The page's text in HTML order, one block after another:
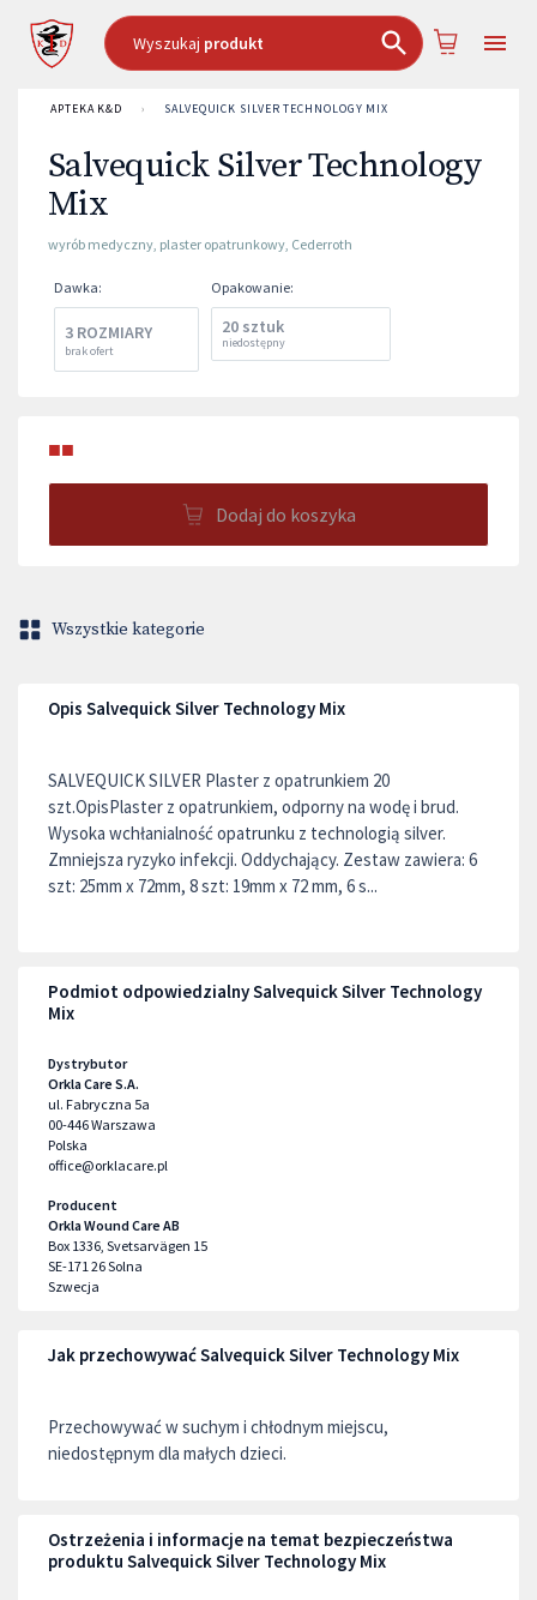
Wyszukaj produkt
APTEKA K&D › SALVEQUICK SILVER TECHNOLOGY MIX
Salvequick Silver Technology
Mix
wyrób medyczny, plaster opatrunkowy, Cederroth
Dawka:
3 ROZMIARY
brak ofert
Opakowanie:
20 sztuk
niedostępny
■■
Dodaj do koszyka
Wszystkie kategorie
Opis Salvequick Silver Technology Mix
SALVEQUICK SILVER Plaster z opatrunkiem 20
szt.OpisPlaster z opatrunkiem, odporny na wodę i brud.
Wysoka wchłanialność opatrunku z technologią silver.
Zmniejsza ryzyko infekcji. Oddychający. Zestaw zawiera: 6
szt: 25mm x 72mm, 8 szt: 19mm x 72 mm, 6 s...
Podmiot odpowiedzialny Salvequick Silver Technology
Mix
Dystrybutor
Orkla Care S.A.
ul. Fabryczna 5a
00-446Warszawa
Polska
office@orklacare.pl
Producent
Orkla Wound Care AB
Box 1336, Svetsarvägen 15
SE-171 26Solna
Szwecja
Jak przechowywać Salvequick Silver Technology Mix
Przechowywać w suchym i chłodnym miejscu,
niedostępnym dla małych dzieci.
Ostrzeżenia i informacje na temat bezpieczeństwa
produktu Salvequick Silver Technology Mix